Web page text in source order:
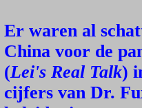
Er waren al
China voor de
(Lei's Real Talk)
cijfers van Dr.